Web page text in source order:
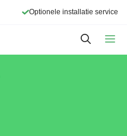
Optionele installatie service